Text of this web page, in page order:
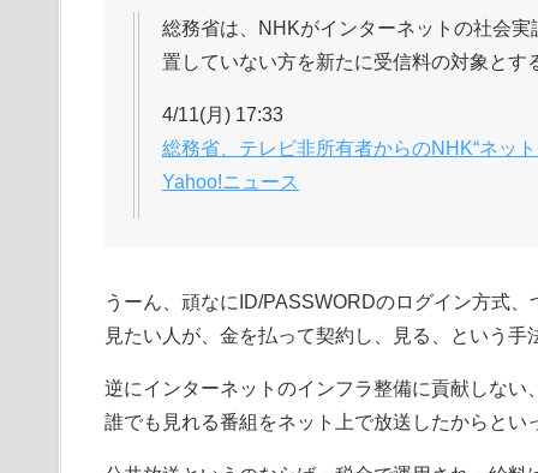
総務省は、NHKがインターネットの社会
置していない方を新たに受信料の対象とす
4/11(月) 17:33
総務省、テレビ非所有者からのNHK“ネッ
Yahoo!ニュース
うーん、頑なにID/PASSWORDのログイン方式
見たい人が、金を払って契約し、見る、という手
逆にインターネットのインフラ整備に貢献しない
誰でも見れる番組をネット上で放送したからと